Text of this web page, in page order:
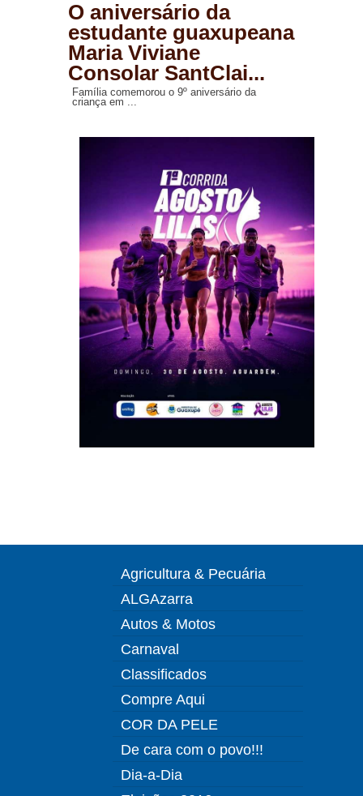
O aniversário da
estudante guaxupeana
Maria Viviane
Consolar SantClai...
Família comemorou o 9º aniversário da
criança em ...
Agricultura & Pecuária
ALGAzarra
Autos & Motos
Carnaval
Classificados
Compre Aqui
COR DA PELE
De cara com o povo!!!
Dia-a-Dia